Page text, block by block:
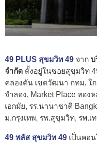
49 PLUS สุขมวิท 49 จาก บ
จำกัด ตั้งอยู่ในซอยสุขุมวิท
คลองตัน เขตวัฒนา กทม. ใ
จำลอง, Market Place ทอง
เอกมัย, รร.นานาชาติ
ม.กรุงเทพ, รพ.สุขุมวิท, รพ.
49 พลัส สุขมวิท 49 เป็นคอ